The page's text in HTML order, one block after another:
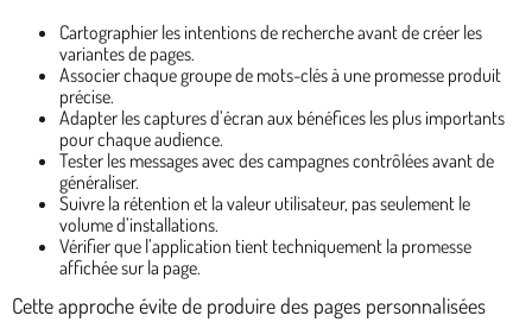
Cartographier les intentions de recherche avant de créer les
variantes de pages.
Associer chaque groupe de mots-clés à une promesse produit
précise.
Adapter les captures d’écran aux bénéfices les plus importants
pour chaque audience.
Tester les messages avec des campagnes contrôlées avant de
généraliser.
Suivre la rétention et la valeur utilisateur, pas seulement le
volume d’installations.
Vérifier que l’application tient techniquement la promesse
affichée sur la page.
Cette approche évite de produire des pages personnalisées